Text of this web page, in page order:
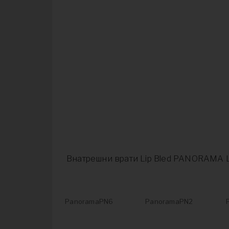
Внатрешни врати Lip Bled PANORAMA
PanoramaPN6 PanoramaPN2